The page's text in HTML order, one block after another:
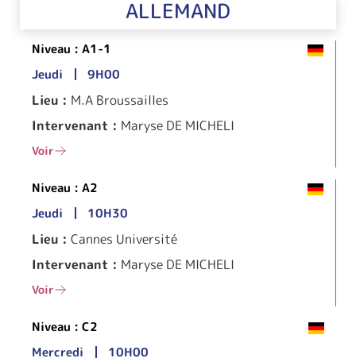
ALLEMAND
Niveau : A1-1
Jeudi
9H00
Lieu : M.A Broussailles
Intervenant : Maryse DE MICHELI
Voir
Niveau : A2
Jeudi
10H30
Lieu : Cannes Université
Intervenant : Maryse DE MICHELI
Voir
Niveau : C2
Mercredi
10H00